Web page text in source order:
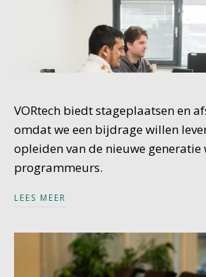
VORtech biedt stageplaatsen en
omdat we een bijdrage willen
opleiden van de nieuwe
programmeurs.
LEES MEER